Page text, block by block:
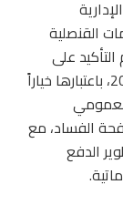
القنصلية
على
أهمية استكمال رقمنة الإدارة خلال سنة 2026، باعتبارها خياراً
الفساد، مع
الدفع